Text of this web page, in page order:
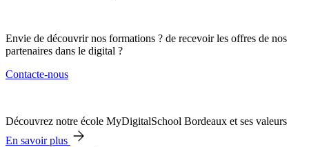
Envie de découvrir nos formations ? de recevoir les offres de nos
partenaires dans le digital ?
Contacte-nous
Découvrez notre école MyDigitalSchool Bordeaux et ses valeurs
En savoir plus